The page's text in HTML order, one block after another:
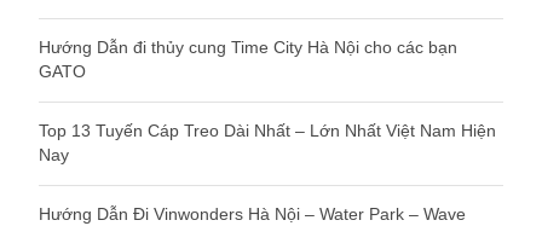
Hướng Dẫn đi thủy cung Time City Hà Nội cho các bạn
GATO
Top 13 Tuyến Cáp Treo Dài Nhất – Lớn Nhất Việt Nam Hiện
Nay
Hướng Dẫn Đi Vinwonders Hà Nội – Water Park – Wave